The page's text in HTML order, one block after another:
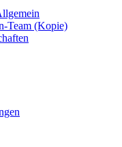
Team (Kopie)